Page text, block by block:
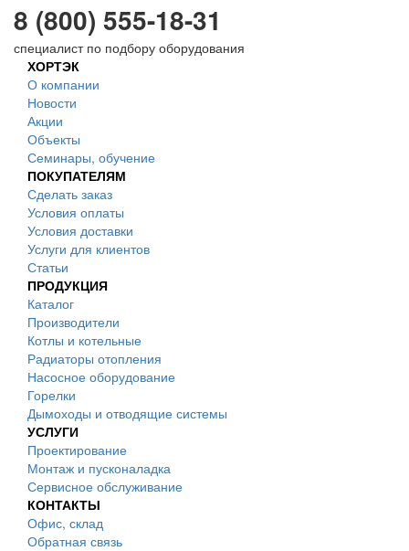
8 (800) 555-18-31
специалист по подбору оборудования
ХОРТЭК
О компании
Новости
Акции
Объекты
Семинары, обучение
ПОКУПАТЕЛЯМ
Сделать заказ
Условия оплаты
Условия доставки
Услуги для клиентов
Статьи
ПРОДУКЦИЯ
Каталог
Производители
Котлы и котельные
Радиаторы отопления
Насосное оборудование
Горелки
Дымоходы и отводящие системы
УСЛУГИ
Проектирование
Монтаж и пусконаладка
Сервисное обслуживание
КОНТАКТЫ
Офис, склад
Обратная связь